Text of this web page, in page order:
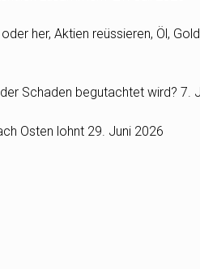
her, Aktien reüssieren, Öl,
Schaden begutachtet wird? 7.
Osten lohnt 29. Juni 2026